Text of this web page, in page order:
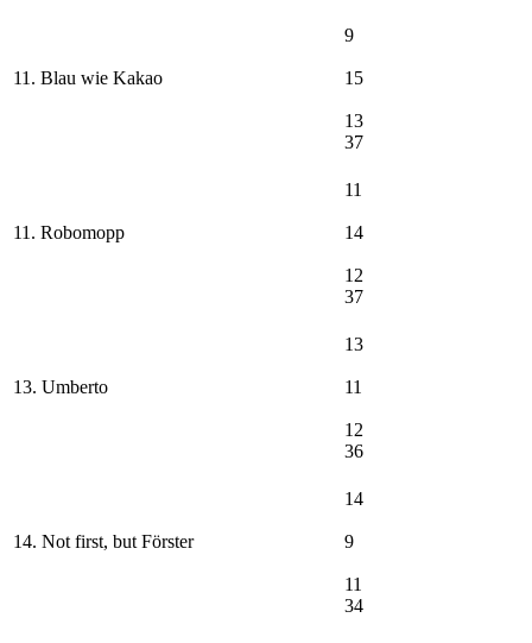
11. Blau wie Kakao
9
15
13
37
11. Robomopp
11
14
12
37
13. Umberto
13
11
12
36
14. Not first, but Förster
14
9
11
34